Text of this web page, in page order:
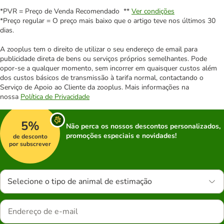
*PVR = Preço de Venda Recomendado ** Ver condições
*Preço regular = O preço mais baixo que o artigo teve nos últimos 30
dias.
A zooplus tem o direito de utilizar o seu endereço de email para
publicidade direta de bens ou serviços próprios semelhantes. Pode
opor-se a qualquer momento, sem incorrer em quaisquer custos além
dos custos básicos de transmissão à tarifa normal, contactando o
Serviço de Apoio ao Cliente da zooplus. Mais informações na
nossa Política de Privacidade
5%
de desconto
por subscrever
Não perca os nossos descontos personalizados,
promoções especiais e novidades!
Selecione o tipo de animal de estimação